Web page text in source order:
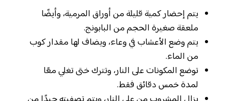
يتم إحضار كمية قليلة من أوراق المرمية، وأيضًا
ملعقة صغيرة الحجم من البابونج.
يتم وضع الأعشاب في وعاء، ويضاف لها مقدار كوب
من الماء.
توضع المكونات على النار، وتترك ختى تغلي معًا
لمدة خمس دقائق فقط.